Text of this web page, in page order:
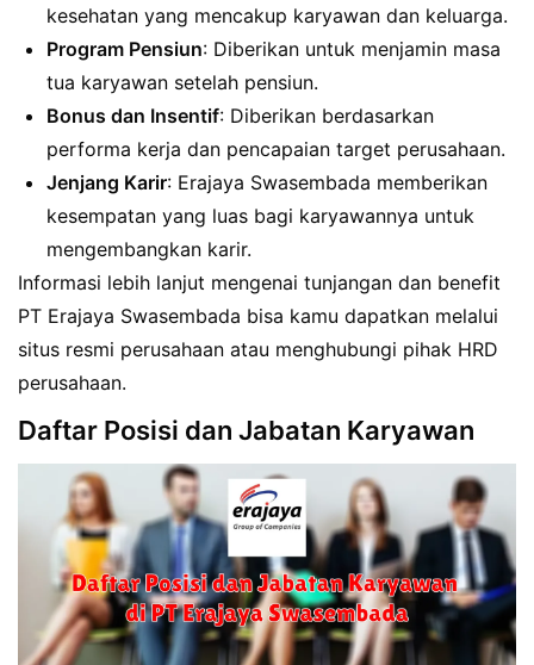
kesehatan yang mencakup karyawan dan keluarga.
Program Pensiun: Diberikan untuk menjamin masa
tua karyawan setelah pensiun.
Bonus dan Insentif: Diberikan berdasarkan
performa kerja dan pencapaian target perusahaan.
Jenjang Karir: Erajaya Swasembada memberikan
kesempatan yang luas bagi karyawannya untuk
mengembangkan karir.
Informasi lebih lanjut mengenai tunjangan dan benefit
PT Erajaya Swasembada bisa kamu dapatkan melalui
situs resmi perusahaan atau menghubungi pihak HRD
perusahaan.
Daftar Posisi dan Jabatan Karyawan